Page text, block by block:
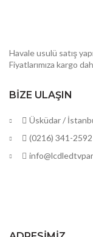
Havale usulü satış
Fiyatlarımıza kargo
BIZE ULAŞIN
Üsküdar /
(0216) 341-2592